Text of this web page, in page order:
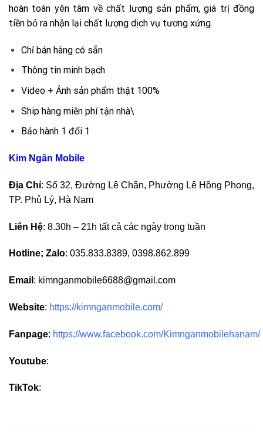
hoàn toàn yên tâm về chất lượng sản phẩm, giá trị đồng
tiền bỏ ra nhận lại chất lượng dịch vụ tương xứng.
Chỉ bán hàng có sẵn
Thông tin minh bạch
Video + Ảnh sản phẩm thật 100%
Ship hàng miễn phí tận nhà\
Bảo hành 1 đổi 1
Kim Ngân Mobile
Địa Chỉ: Số 32, Đường Lê Chân, Phường Lê Hồng Phong,
TP. Phủ Lý, Hà Nam
Liên Hệ: 8.30h – 21h tất cả các ngày trong tuần
Hotline; Zalo: 035.833.8389, 0398.862.899
Email : kimnganmobile6688@gmail.com
Website: https://kimnganmobile.com/
Fanpage: https://www.facebook.com/Kimnganmobilehanam/
Youtube:
TikTok: